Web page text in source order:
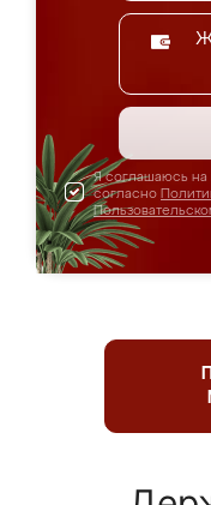
Я соглашаюсь на
согласно